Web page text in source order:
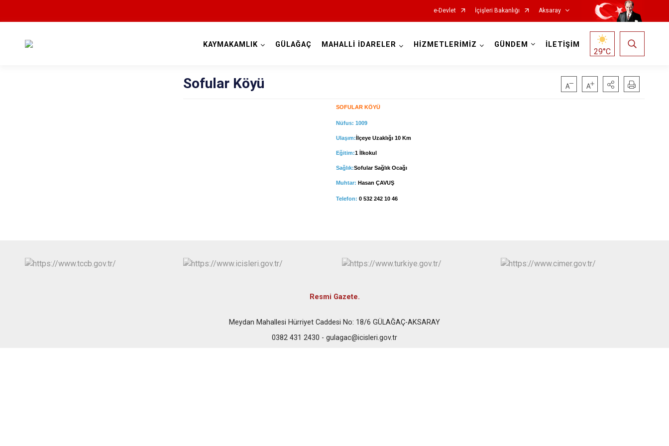
e-Devlet İçişleri Bakanlığı Aksaray
Eskil
Sultanhanı
KAYMAKAMLIK GÜLAĞAÇ MAHALLİ İDARELER HİZMETLERİMİZ GÜNDEM İLETİŞİM
29°C
Sofular Köyü
SOFULAR KÖYÜ
Nüfus: 1009
Ulaşım:İlçeye Uzaklığı 10 Km
Eğitim:1 İlkokul
Sağlık:Sofular Sağlık Ocağı
Muhtar:Hasan ÇAVUŞ
Telefon:0 532 242 10 46
Resmi Gazete.
Meydan Mahallesi Hürriyet Caddesi No: 18/6 GÜLAĞAÇ-AKSARAY
0382 431 2430 - gulagac@icisleri.gov.tr